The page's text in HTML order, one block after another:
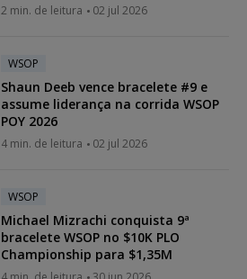
2 min. de leitura 02 jul 2026
WSOP
Shaun Deeb vence bracelete #9 e
assume liderança na corrida WSOP
POY 2026
4 min. de leitura 02 jul 2026
WSOP
Michael Mizrachi conquista 9ª
bracelete WSOP no $10K PLO
Championship para $1,35M